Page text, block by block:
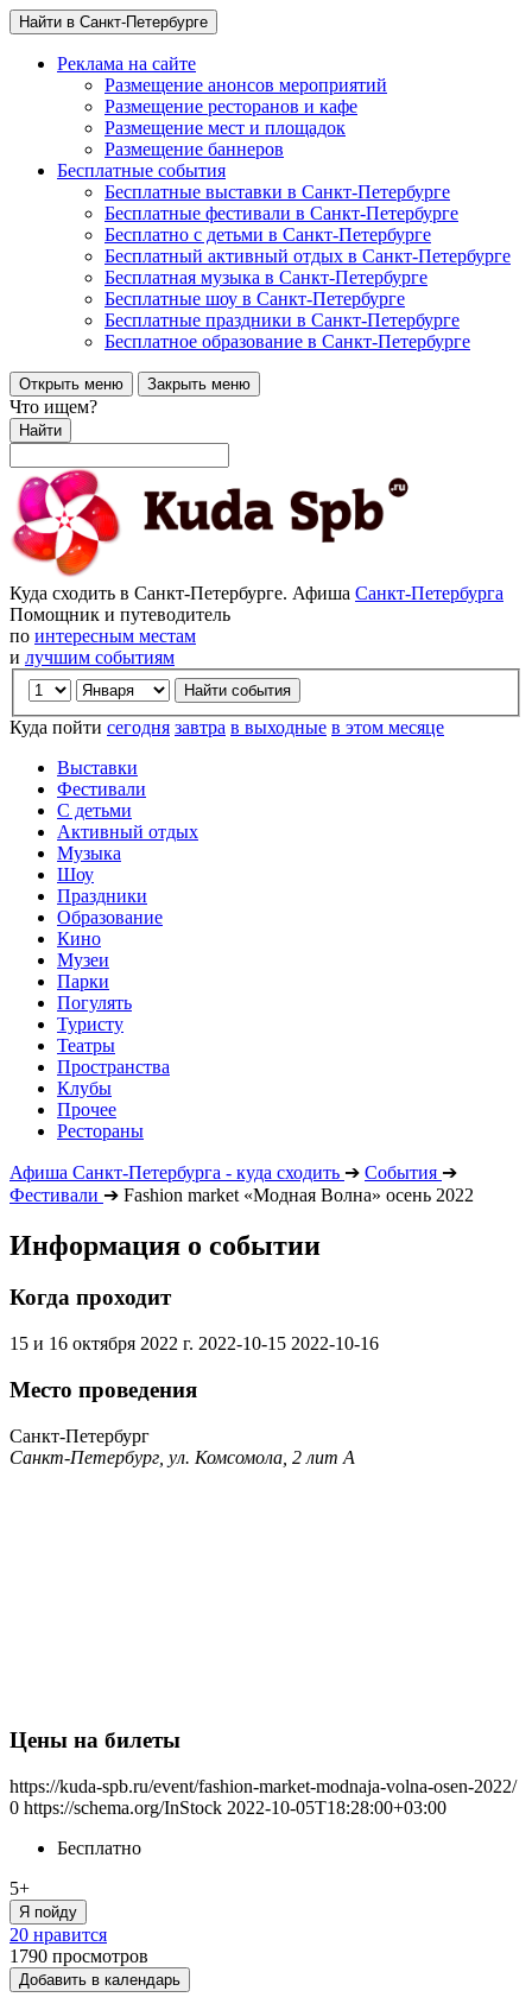
Найти в Санкт-Петербурге
Реклама на сайте
Размещение анонсов мероприятий
Размещение ресторанов и кафе
Размещение мест и площадок
Размещение баннеров
Бесплатные события
Бесплатные выставки в Санкт-Петербурге
Бесплатные фестивали в Санкт-Петербурге
Бесплатно с детьми в Санкт-Петербурге
Бесплатный активный отдых в Санкт-Петербурге
Бесплатная музыка в Санкт-Петербурге
Бесплатные шоу в Санкт-Петербурге
Бесплатные праздники в Санкт-Петербурге
Бесплатное образование в Санкт-Петербурге
Открыть меню Закрыть меню
Что ищем?
Найти
Куда сходить в Санкт-Петербурге. Афиша Санкт-Петербурга
Помощник и путеводитель
по интересным местам
и лучшим событиям
Куда пойти сегодня завтра в выходные в этом месяце
Выставки
Фестивали
С детьми
Активный отдых
Музыка
Шоу
Праздники
Образование
Кино
Музеи
Парки
Погулять
Туристу
Театры
Пространства
Клубы
Прочее
Рестораны
Афиша Санкт-Петербурга - куда сходить ➔ События ➔
Фестивали ➔ Fashion market «Модная Волна» осень 2022
Информация о событии
Когда проходит
15 и 16 октября 2022 г. 2022-10-15 2022-10-16
Место проведения
Санкт-Петербург
Санкт-Петербург, ул. Комсомола, 2 лит А
Цены на билеты
https://kuda-spb.ru/event/fashion-market-modnaja-volna-osen-2022/
0 https://schema.org/InStock 2022-10-05T18:28:00+03:00
Бесплатно
5+
Я пойду
20 нравится
1790 просмотров
Добавить в календарь